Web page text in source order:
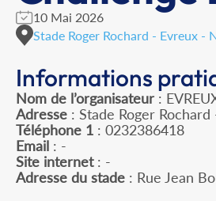
10 Mai 2026
Stade Roger Rochard - Evreux -
Informations
Nom de l’organisateur :
Adresse : Stade Roger
Téléphone 1 : 0232386418
Email : -
Site internet: -
Adresse du stade : Rue Jean